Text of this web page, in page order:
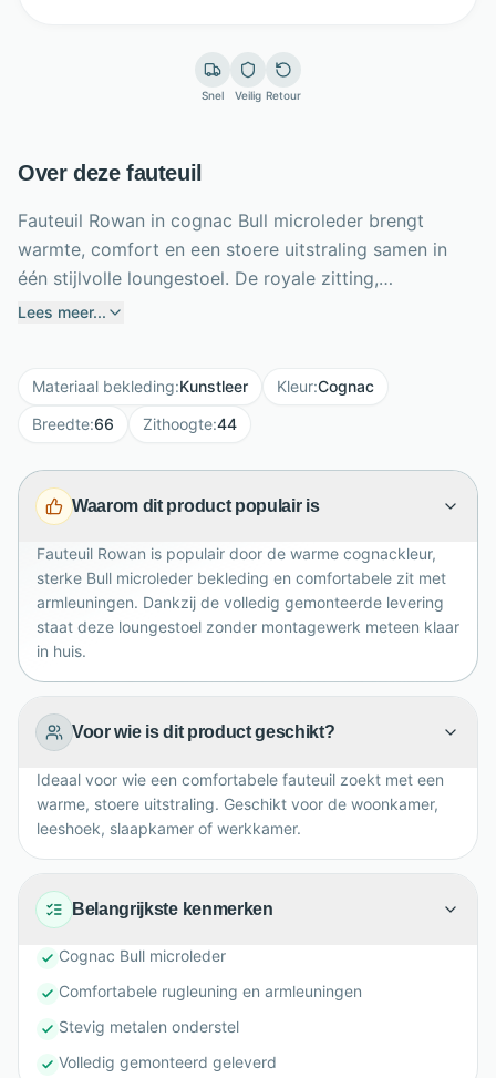
Snel Veilig Retour
Over deze fauteuil
Fauteuil Rowan in cognac Bull microleder brengt
warmte, comfort en een stoere uitstraling samen in
één stijlvolle loungestoel. De royale zitting,
ondersteunende rugleuning en praktische
De sterke microleder bekleding is
onderhoudsvriendelijk en geeft de fauteuil een
voor een stabiele en moderne basis. Met 66 cm
breedte, 82 cm diepte en een zithoogte van 44 cm
zitcomfort. De fauteuil wordt volledig gemonteerd
geleverd en is direct klaar voor gebruik.
Lees meer...
Materiaal bekleding:Kunstleer Kleur:Cognac
Breedte:66 Zithoogte:44
Waarom dit product populair is
Fauteuil Rowan is populair door de warme cognackleur,
sterke Bull microleder bekleding en comfortabele zit met
armleuningen. Dankzij de volledig gemonteerde levering
staat deze loungestoel zonder montagewerk meteen klaar
in huis.
Voor wie is dit product geschikt?
Ideaal voor wie een comfortabele fauteuil zoekt met een
warme, stoere uitstraling. Geschikt voor de woonkamer,
leeshoek, slaapkamer of werkkamer.
Belangrijkste kenmerken
Cognac Bull microleder
Comfortabele rugleuning en armleuningen
Stevig metalen onderstel
Volledig gemonteerd geleverd